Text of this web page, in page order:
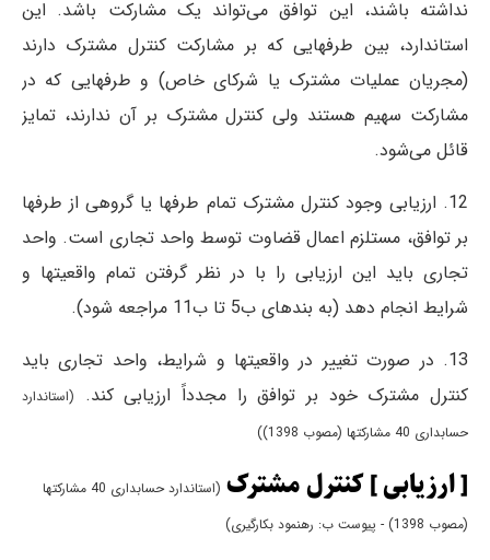
نداشته باشند، این توافق می‌تواند یک مشارکت باشد. این
استاندارد، بین طرفهایی که بر مشارکت کنترل مشترک دارند
(مجریان عملیات مشترک یا شرکای خاص) و طرفهایی که در
مشارکت سهیم هستند ولی کنترل مشترک بر آن ندارند، تمایز
قائل می‌شود.
12. ارزیابی وجود کنترل مشترک تمام طرفها یا گروهی از طرفها
بر توافق، مستلزم اعمال قضاوت توسط واحد تجاری است. واحد
تجاری باید این ارزیابی را با در نظر گرفتن تمام واقعیتها و
شرایط انجام دهد (به بندهای ب5 تا ب11 مراجعه شود).
13. در صورت تغییر در واقعیتها و شرایط، واحد تجاری باید
کنترل مشترک خود بر توافق را مجدداً ارزیابی کند.(استاندارد
حسابداری 40 مشارکتها (مصوب 1398))
[ ارزیابی ] کنترل مشترک
(استاندارد حسابداری 40 مشارکتها
(مصوب 1398) - پیوست ب: رهنمود بکارگیری)